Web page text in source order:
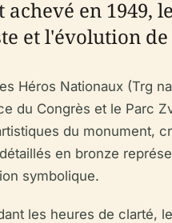
en
et l'évolution
Héros Nationaux (Trg
du Congrès et le Parc
du monument,
en bronze
symbolique.
les heures de clarté,